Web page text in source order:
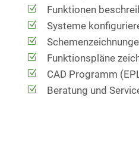
Funktionen
Systeme
Funktionspläne
CAD Programm
Beratung und